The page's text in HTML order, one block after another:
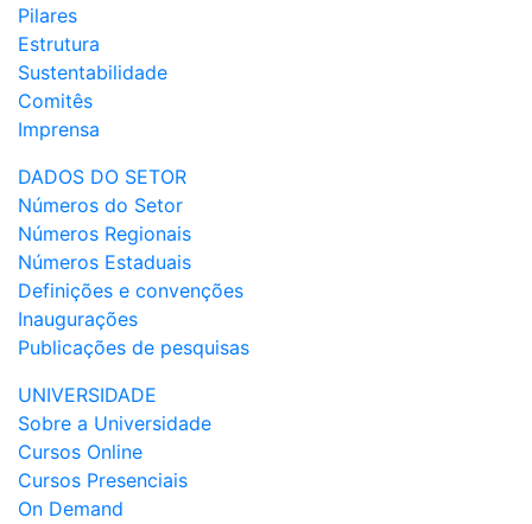
Pilares
Estrutura
Sustentabilidade
Comitês
Imprensa
DADOS DO SETOR
Números do Setor
Números Regionais
Números Estaduais
Definições e convenções
Inaugurações
Publicações de pesquisas
UNIVERSIDADE
Sobre a Universidade
Cursos Online
Cursos Presenciais
On Demand